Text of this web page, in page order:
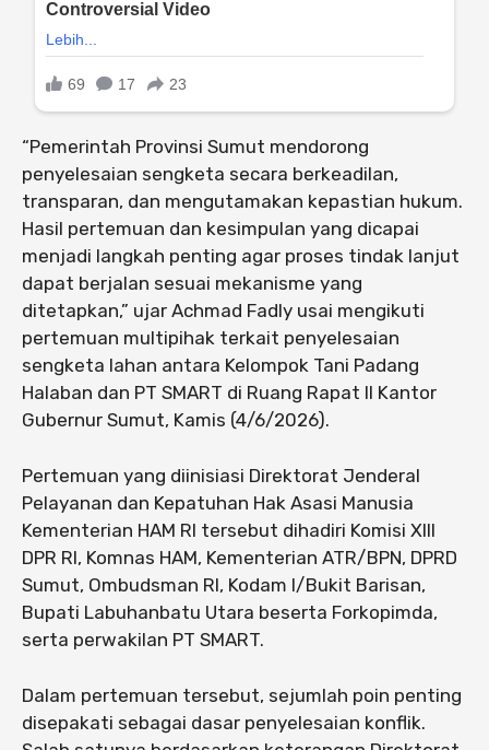
“Pemerintah Provinsi Sumut mendorong
penyelesaian sengketa secara berkeadilan,
transparan, dan mengutamakan kepastian hukum.
Hasil pertemuan dan kesimpulan yang dicapai
menjadi langkah penting agar proses tindak lanjut
dapat berjalan sesuai mekanisme yang
ditetapkan,” ujar Achmad Fadly usai mengikuti
pertemuan multipihak terkait penyelesaian
sengketa lahan antara Kelompok Tani Padang
Halaban dan PT SMART di Ruang Rapat II Kantor
Gubernur Sumut, Kamis (4/6/2026).
Pertemuan yang diinisiasi Direktorat Jenderal
Pelayanan dan Kepatuhan Hak Asasi Manusia
Kementerian HAM RI tersebut dihadiri Komisi XIII
DPR RI, Komnas HAM, Kementerian ATR/BPN, DPRD
Sumut, Ombudsman RI, Kodam I/Bukit Barisan,
Bupati Labuhanbatu Utara beserta Forkopimda,
serta perwakilan PT SMART.
Dalam pertemuan tersebut, sejumlah poin penting
disepakati sebagai dasar penyelesaian konflik.